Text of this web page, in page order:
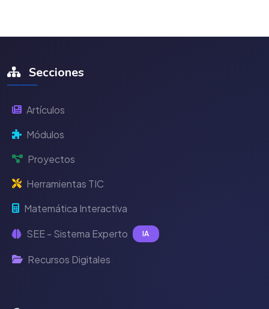
Secciones
Artículos
Módulos
Proyectos
Herramientas TIC
Matemática Interactiva
SEE - Sistema Experto IA
Recursos Digitales